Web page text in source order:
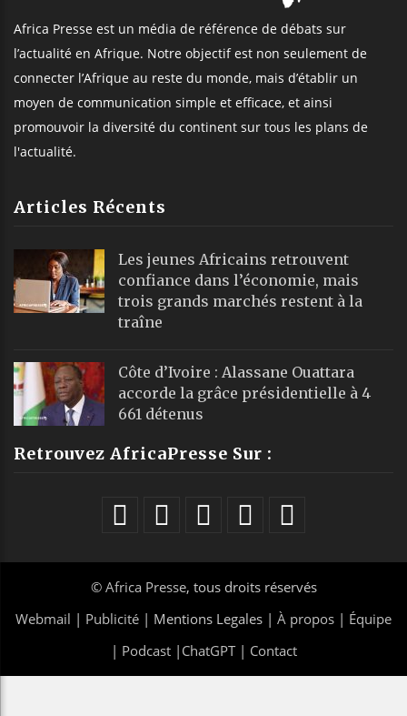
Africa Presse est un média de référence de débats sur
l’actualité en Afrique. Notre objectif est non seulement de
connecter l’Afrique au reste du monde, mais d’établir un
moyen de communication simple et efficace, et ainsi
promouvoir la diversité du continent sur tous les plans de
l'actualité.
Articles Récents
Les jeunes Africains retrouvent
confiance dans l’économie, mais
trois grands marchés restent à la
traîne
Côte d’Ivoire : Alassane Ouattara
accorde la grâce présidentielle à 4
661 détenus
Retrouvez AfricaPresse Sur :
© Africa Presse, tous droits réservés
Webmail | Publicité | Mentions Legales | À propos | Équipe
| Podcast| ChatGPT| Contact